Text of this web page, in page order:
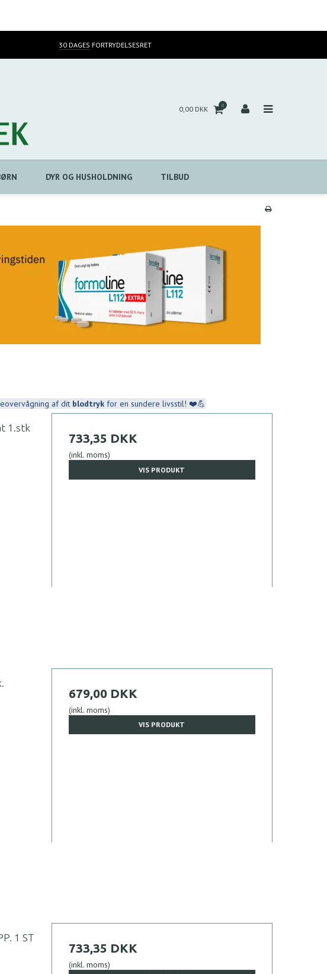
30 DAGES FORTRYDELSESRET
0,00 DKK 0
DYR OG HUSHOLDNING TILBUD
af dit blodtryk for en sundere livsstil! ❤️💪
1.stk
733,35 DKK
(inkl. moms)
VIS PRODUKT
679,00 DKK
(inkl. moms)
VIS PRODUKT
1 ST
733,35 DKK
(inkl. moms)